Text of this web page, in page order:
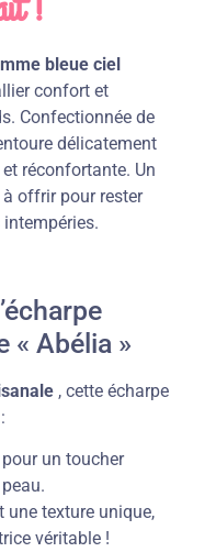
bleue ciel
confort et
Confectionnée de
délicatement
réconfortante. Un
offrir pour rester
« Abélia »
, cette écharpe
pour un toucher
une texture unique,
véritable !